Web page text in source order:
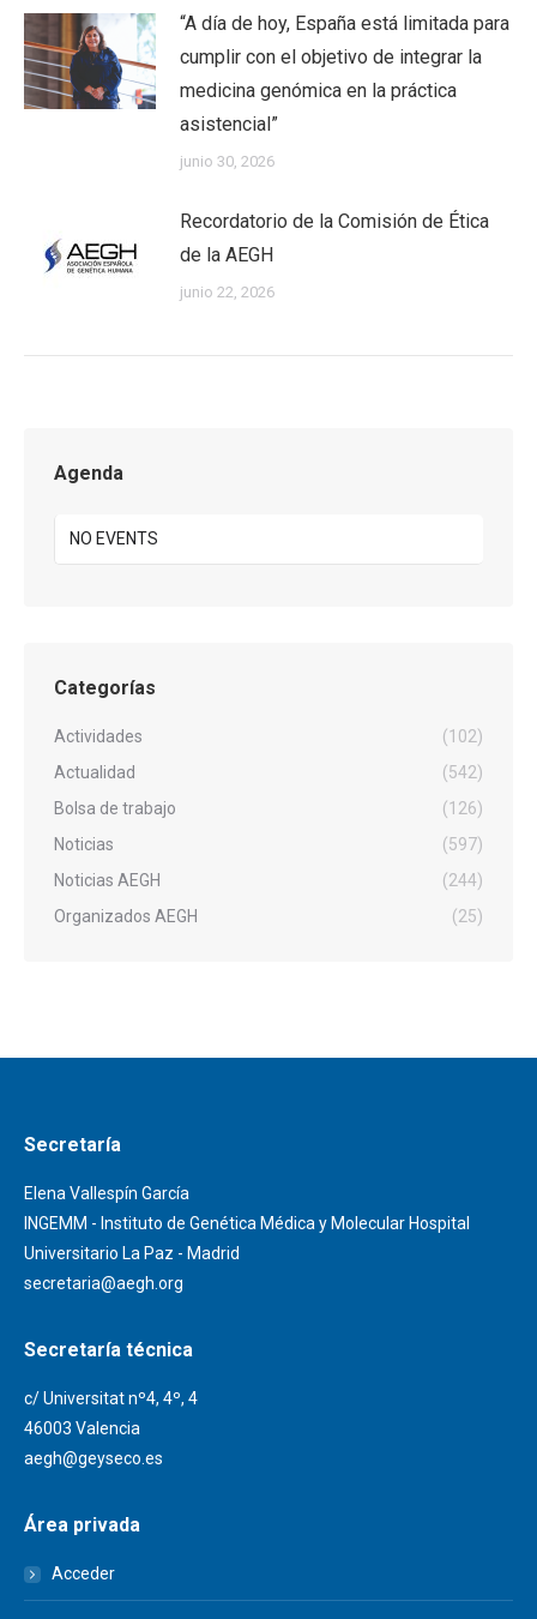
“A día de hoy, España está limitada para
cumplir con el objetivo de integrar la
medicina genómica en la práctica
asistencial”
junio 30, 2026
Recordatorio de la Comisión de Ética
de la AEGH
junio 22, 2026
Agenda
NO EVENTS
Categorías
Actividades
(102)
Actualidad
(542)
Bolsa de trabajo
(126)
Noticias
(597)
Noticias AEGH
(244)
Organizados AEGH
(25)
Secretaría
Elena Vallespín García
INGEMM - Instituto de Genética Médica y Molecular Hospital
Universitario La Paz - Madrid
secretaria@aegh.org
Secretaría técnica
c/ Universitat nº4, 4º, 4
46003 Valencia
aegh@geyseco.es
Área privada
Acceder